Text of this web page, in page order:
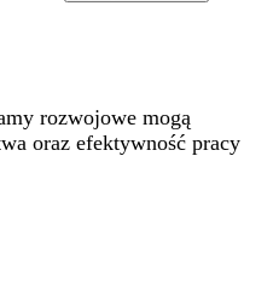
rozwojowe mogą
oraz efektywność pracy